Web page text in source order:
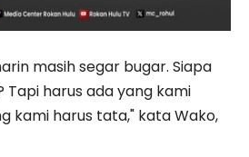
masih segar bugar. Siapa
Tapi harus ada yang kami
kami harus tata," kata Wako,